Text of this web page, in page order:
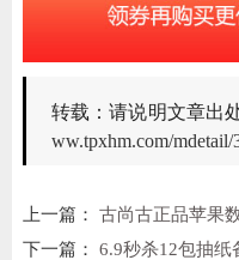
转载：请说明文章出
ww.tpxhm.com/mdetail/
上一篇：古尚古正品苹果
下一篇：6.9秒杀12包抽纸